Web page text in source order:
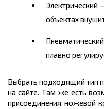
Электрический
объектах
плавно
Выбрать подходящий тип
на сайте. Там же есть
присоединения ножевой